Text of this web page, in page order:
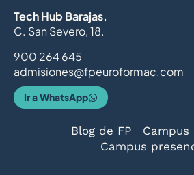
Tech Hub Barajas.
C. San Severo, 18.
900 264 645
admisiones@fpeuroformac.com
Ir a WhatsApp
Blog de FP
Campus
Campus